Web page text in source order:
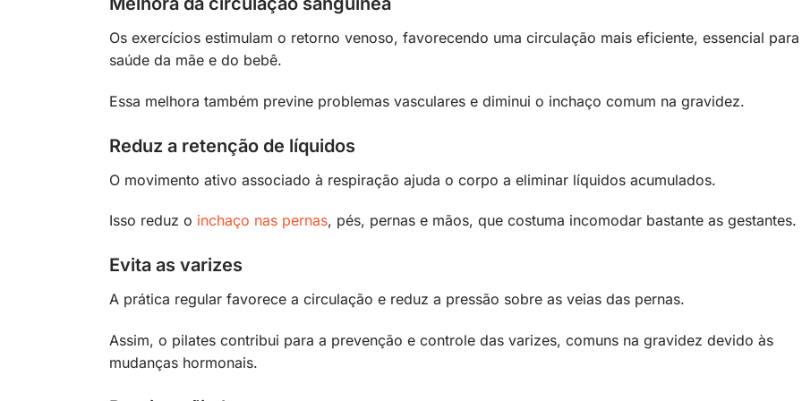
Os exercícios estimulam o retorno venoso, favorecendo uma circulação mais eficiente, essencial
saúde da mãe e do bebê.
Essa melhora também previne problemas vasculares e diminui o inchaço comum na gravidez.
Reduz a retenção de líquidos
O movimento ativo associado à respiração ajuda o corpo a eliminar líquidos acumulados.
Isso reduz o inchaço nas pernas, pés, pernas e mãos, que costuma incomodar bastante as gestantes.
Evita as varizes
A prática regular favorece a circulação e reduz a pressão sobre as veias das pernas.
Assim, o pilates contribui para a prevenção e controle das varizes, comuns na gravidez devido às
mudanças hormonais.